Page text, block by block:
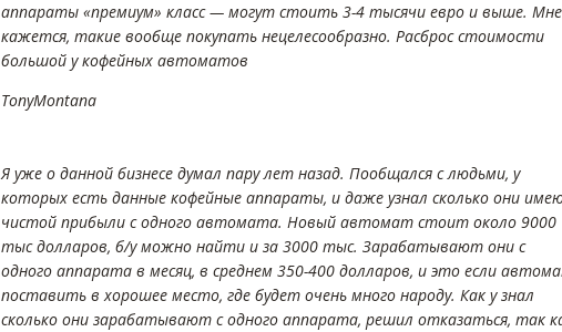
аппараты «премиум» класс — могут стоить 3-4 тысячи евро и выше. Мне
кажется, такие вообще покупать нецелесообразно. Расброс стоимости
большой у кофейных автоматов
TonyMontana
Я уже о данной бизнесе думал пару лет назад. Пообщался с людьми, у
которых есть данные кофейные аппараты, и даже узнал сколько они
чистой прибыли с одного автомата. Новый автомат стоит около 9000
тыс долларов, б/у можно найти и за 3000 тыс. Зарабатывают они с
одного аппарата в месяц, в среднем 350-400 долларов, и это если
поставить в хорошее место, где будет очень много народу. Как у знал
сколько они зарабатывают с одного аппарата, решил отказаться, так